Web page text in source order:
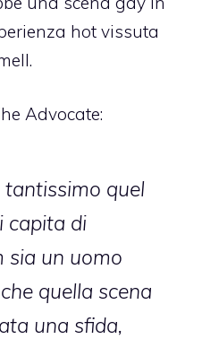
hot vissuta
Advocate:
quel
capita di
sia un uomo
quella scena
una sfida,